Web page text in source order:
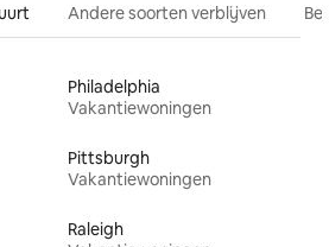
Andere soorten verblijven
Philadelphia
Vakantiewoningen
Pittsburgh
Vakantiewoningen
Raleigh